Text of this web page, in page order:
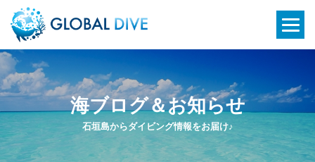
石垣島からダイビング情報をお届け♪
海ブログ＆お知らせ